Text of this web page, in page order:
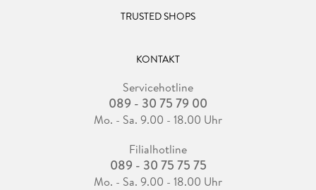
TRUSTED SHOPS
KONTAKT
Servicehotline
089 - 30 75 79 00
Mo. - Sa. 9.00 - 18.00 Uhr
Filialhotline
089 - 30 75 75 75
Mo. - Sa. 9.00 - 18.00 Uhr